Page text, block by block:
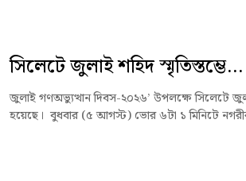
সিলেটে জুলাই শহিদ স্মৃতিস্তম্ভে...
জুলাই গণঅভ্যুত্থান দিবস-২০২৬’ উপলক্ষে সিলেটে
হয়েছে। বুধবার (৫ আগস্ট) ভোর ৬টা ১ মিনিটে